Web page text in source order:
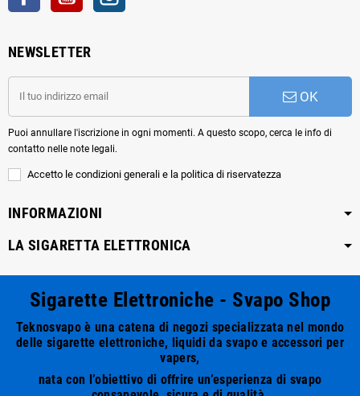
NEWSLETTER
OK
Puoi annullare l'iscrizione in ogni momenti. A questo scopo, cerca le info di
contatto nelle note legali.
Accetto le condizioni generali e la politica di riservatezza
INFORMAZIONI
LA SIGARETTA ELETTRONICA
Sigarette Elettroniche - Svapo Shop
Teknosvapo è una catena di negozi specializzata nel mondo
delle sigarette elettroniche, liquidi da svapo e accessori per
vapers,
nata con l’obiettivo di offrire un’esperienza di svapo